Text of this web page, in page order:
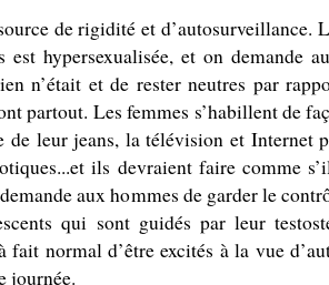
de rigidité et d’autosurveillance.
est hypersexualisée, et on demande
n’était et de rester neutres par
partout. Les femmes s’habillent de
de leur jeans, la télévision et Internet
ils devraient faire comme
aux hommes de garder le
qui sont guidés par leur
fait normal d’être excités à la vue
journée.